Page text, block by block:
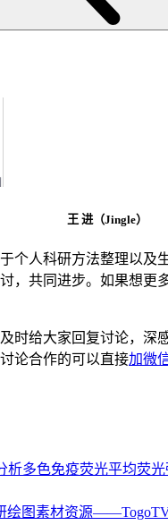
王 进（Jingle）
个人科研方法整理以及
，共同进步。如果想更
时给大家回复讨论，深
论合作的可以直接加微
析多色免疫荧光平均荧
绘图素材资源